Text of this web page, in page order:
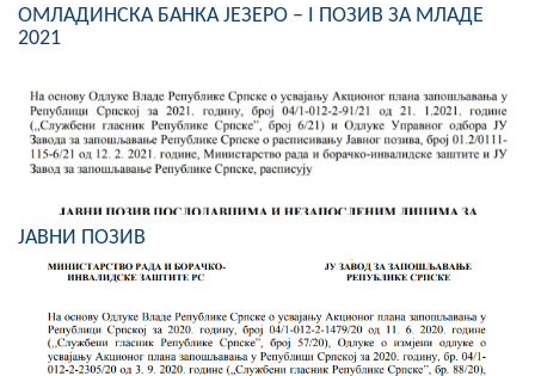
Туризам
Спорт
ЦИВИЛНА ЗАШТИТА
ОМЛАДИНСКА БАНКА ЈЕЗЕРО – I ПОЗИВ ЗА МЛАДЕ
2021
ЈАВНИ ПОЗИВ